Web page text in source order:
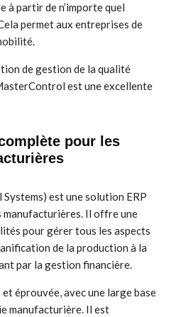
à partir de n’importe quel
permet aux entreprises de
de gestion de la qualité
est une excellente
pour les
est une solution ERP
manufacturières. Il offre une
pour gérer tous les aspects
de la production à la
par la gestion financière.
éprouvée, avec une large base
manufacturière. Il est